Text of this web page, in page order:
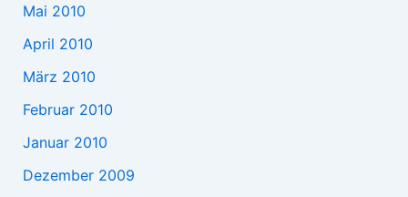
Mai 2010
April 2010
März 2010
Februar 2010
Januar 2010
Dezember 2009